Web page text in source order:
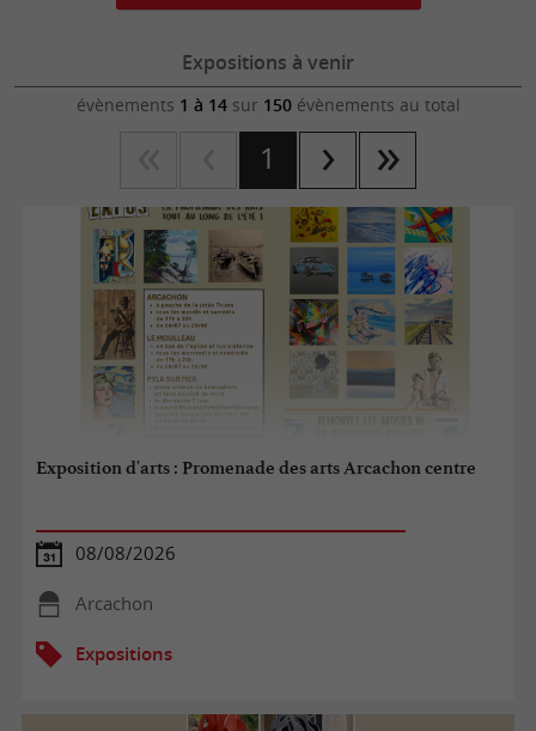
Expositions à venir
évènements 1 à 14sur 150évènements au total
1
Exposition d'arts : Promenade des arts Arcachon centre
08/08/2026
Arcachon
Expositions